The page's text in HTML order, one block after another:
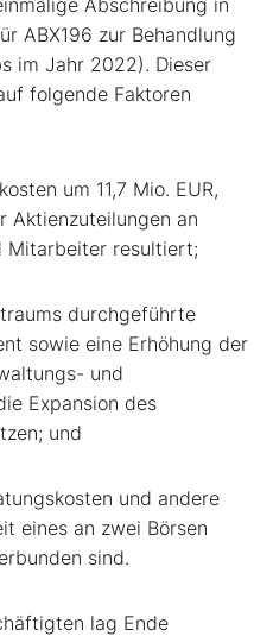
ABX196 zur Behandlung
im Jahr 2022). Dieser
folgende Faktoren
um 11,7 Mio. EUR,
Aktienzuteilungen an
Mitarbeiter resultiert;
durchgeführte
sowie eine Erhöhung der
und
Expansion des
und
und andere
eines an zwei Börsen
sind.
lag Ende